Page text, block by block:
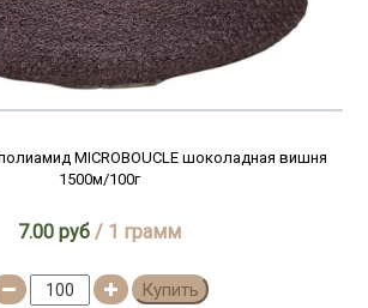
MICROBOUCLE шоколадная вишня
1500м/100г
7.00 руб / 1 грамм
Купить